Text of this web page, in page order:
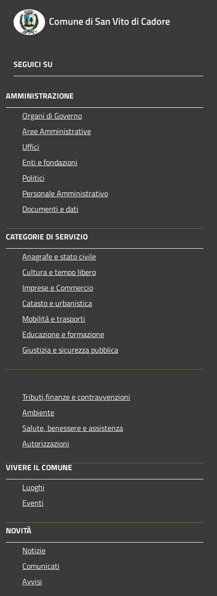
Comune di San Vito di Cadore
SEGUICI SU
AMMINISTRAZIONE
Organi di Governo
Aree Amministrative
Uffici
Enti e fondazioni
Politici
Personale Amministrativo
Documenti e dati
CATEGORIE DI SERVIZIO
Anagrafe e stato civile
Cultura e tempo libero
Imprese e Commercio
Catasto e urbanistica
Mobilità e trasporti
Educazione e formazione
Giustizia e sicurezza pubblica
Tributi,finanze e contravvenzioni
Ambiente
Salute, benessere e assistenza
Autorizzazioni
VIVERE IL COMUNE
Luoghi
Eventi
NOVITÀ
Notizie
Comunicati
Avvisi